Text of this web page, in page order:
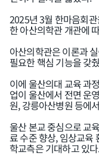
2025년 3월 한마음회
한 아산의학관 개관에
아산의학관은 이론과
필요한 핵심 기능을 갖
이에 울산의대 교육 과
업이 울산에서 전면 운
원, 강릉아산병원 등에
울산 본교 중심으로 교
료 수준 향상, 임상교육
학교측은 기대하고 있